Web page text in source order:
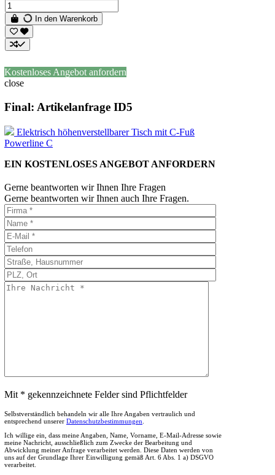
In den Warenkorb
Kostenloses Angebot anfordern
close
Final: Artikelanfrage ID5
Elektrisch höhenverstellbarer Tisch mit C-Fuß
Powerline C
EIN KOSTENLOSES ANGEBOT ANFORDERN
Gerne beantworten wir Ihnen Ihre Fragen
Gerne beantworten wir Ihnen auch Ihre Fragen.
Mit * gekennzeichnete Felder sind Pflichtfelder
Selbstverständlich behandeln wir alle Ihre Angaben vertraulich und
entsprechend unserer Datenschutzbestimmungen
Ich willige ein, dass meine Angaben, Name, Vorname, E-Mail-Adresse sowie
meine Nachricht, ausschließlich zum Zwecke der Bearbeitung und
Abwicklung meiner Anfrage verarbeitet werden. Diese Daten werden von
uns auf der Grundlage Ihrer Einwilligung gemäß Art. 6 Abs. 1 a) DSGVO
verarbeitet.